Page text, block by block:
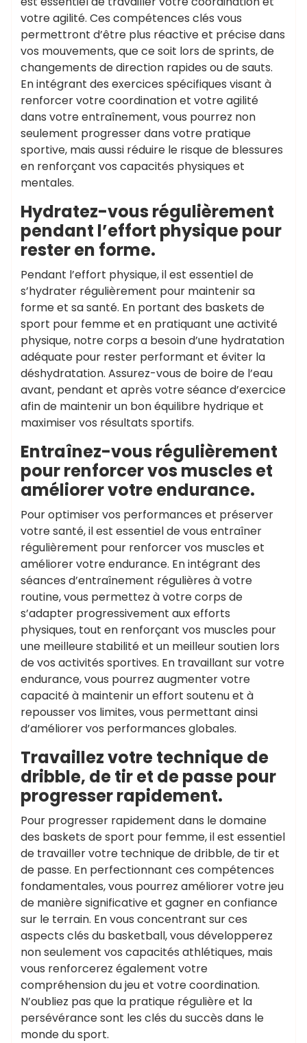
votre agilité. Ces compétences clés vous
permettront d’être plus réactive et précise dans
vos mouvements, que ce soit lors de sprints, de
changements de direction rapides ou de sauts.
En intégrant des exercices spécifiques visant à
renforcer votre coordination et votre agilité
dans votre entraînement, vous pourrez non
seulement progresser dans votre pratique
sportive, mais aussi réduire le risque de blessures
en renforçant vos capacités physiques et
mentales.
Hydratez-vous régulièrement
pendant l’effort physique pour
rester en forme.
Pendant l’effort physique, il est essentiel de
s’hydrater régulièrement pour maintenir sa
forme et sa santé. En portant des baskets de
sport pour femme et en pratiquant une activité
physique, notre corps a besoin d’une hydratation
adéquate pour rester performant et éviter la
déshydratation. Assurez-vous de boire de l’eau
avant, pendant et après votre séance d’exercice
afin de maintenir un bon équilibre hydrique et
maximiser vos résultats sportifs.
Entraînez-vous régulièrement
pour renforcer vos muscles et
améliorer votre endurance.
Pour optimiser vos performances et préserver
votre santé, il est essentiel de vous entraîner
régulièrement pour renforcer vos muscles et
améliorer votre endurance. En intégrant des
séances d’entraînement régulières à votre
routine, vous permettez à votre corps de
s’adapter progressivement aux efforts
physiques, tout en renforçant vos muscles pour
une meilleure stabilité et un meilleur soutien lors
de vos activités sportives. En travaillant sur votre
endurance, vous pourrez augmenter votre
capacité à maintenir un effort soutenu et à
repousser vos limites, vous permettant ainsi
d’améliorer vos performances globales.
Travaillez votre technique de
dribble, de tir et de passe pour
progresser rapidement.
Pour progresser rapidement dans le domaine
des baskets de sport pour femme, il est essentiel
de travailler votre technique de dribble, de tir et
de passe. En perfectionnant ces compétences
fondamentales, vous pourrez améliorer votre jeu
de manière significative et gagner en confiance
sur le terrain. En vous concentrant sur ces
aspects clés du basketball, vous développerez
non seulement vos capacités athlétiques, mais
vous renforcerez également votre
compréhension du jeu et votre coordination.
N’oubliez pas que la pratique régulière et la
persévérance sont les clés du succès dans le
monde du sport.